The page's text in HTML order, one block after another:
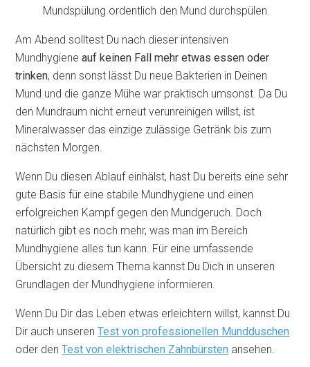
Mundspülung ordentlich den Mund durchspülen.
Am Abend solltest Du nach dieser intensiven
Mundhygieneauf keinen Fall mehr etwas essen oder
trinken, denn sonst lässt Du neue Bakterien in Deinen
Mund und die ganze Mühe war praktisch umsonst. Da Du
den Mundraum nicht erneut verunreinigen willst, ist
Mineralwasser das einzige zulässige Getränk bis zum
nächsten Morgen.
Wenn Du diesen Ablauf einhälst, hast Du bereits eine sehr
gute Basis für eine stabile Mundhygiene und einen
erfolgreichen Kampf gegen den Mundgeruch. Doch
natürlich gibt es noch mehr, was man im Bereich
Mundhygiene alles tun kann. Für eine umfassende
Übersicht zu diesem Thema kannst Du Dich in unseren
Grundlagen der Mundhygiene informieren.
Wenn Du Dir das Leben etwas erleichtern willst, kannst Du
Dir auch unserenTest von professionellen Mundduschen
oder denTest von elektrischen Zahnbürsten ansehen.